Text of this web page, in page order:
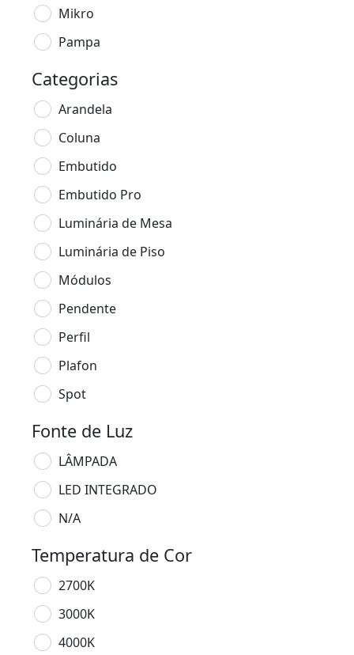
Mikro
Pampa
Categorias
Arandela
Coluna
Embutido
Embutido Pro
Luminária de Mesa
Luminária de Piso
Módulos
Pendente
Perfil
Plafon
Spot
Fonte de Luz
LÂMPADA
LED INTEGRADO
N/A
Temperatura de Cor
2700K
3000K
4000K